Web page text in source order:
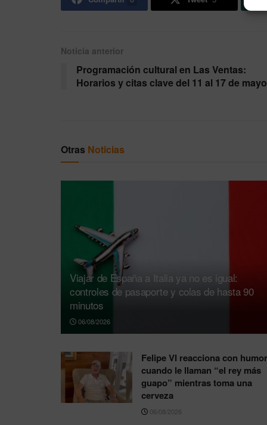
Noticia anterior
Programación cultural en Las Ventas:
Horarios y citas clave del 11 al 17 de mayo
Otras Noticias
Viajar de España a Italia ya no es igual:
controles de pasaporte y colas de hasta 90
minutos
06/08/2026
Felipe VI reacciona con humor
cuando le llaman “el rey más
guapo” mientras toma una
cerveza
06/08/2026